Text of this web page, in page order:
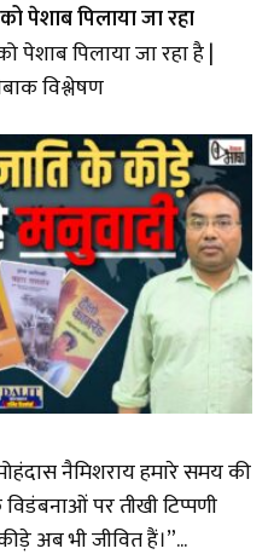
पेशाब पिलाया जा रहा
पेशाब पिलाया जा रहा है |
विश्लेषण
नैमिशराय हमारे समय की
पर तीखी टिप्पणी
अब भी जीवित हैं।”...